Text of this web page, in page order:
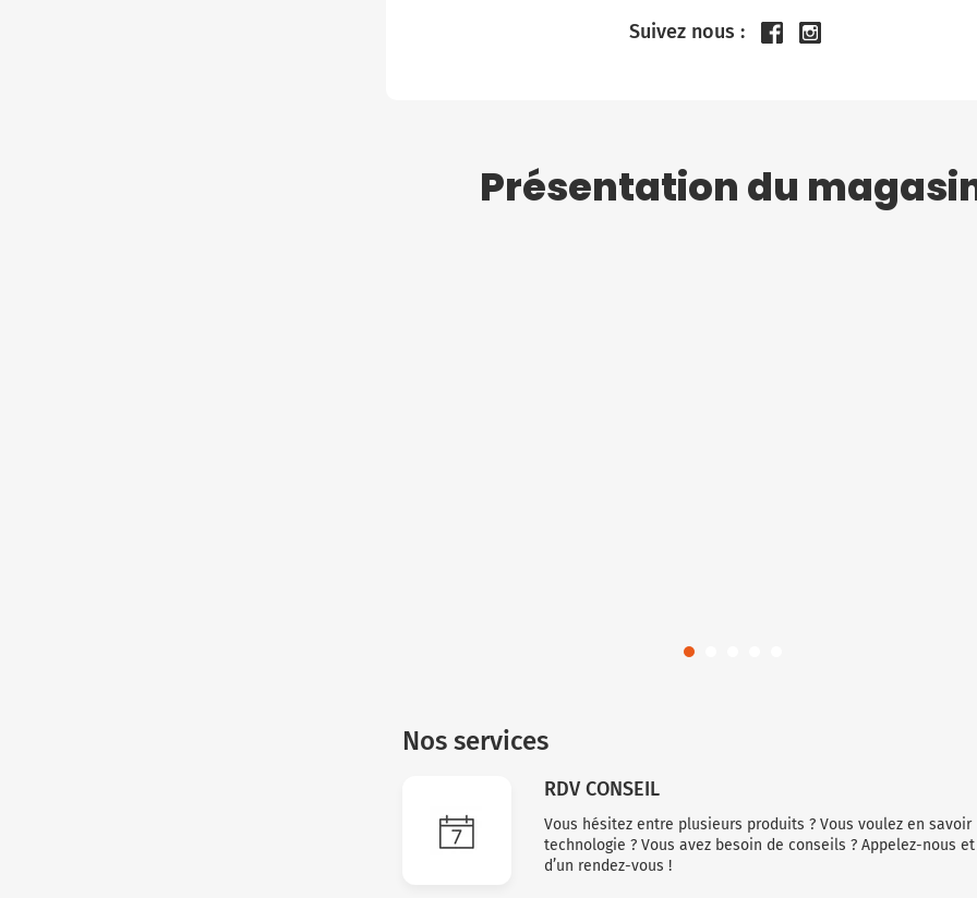
Suivez nous :
Présentation du
Nos services
RDV CONSEIL
Vous hésitez entre plusieurs produits ? Vous voulez en savoir
technologie ? Vous avez besoin de conseils ? Appelez-nous
d’un rendez-vous !